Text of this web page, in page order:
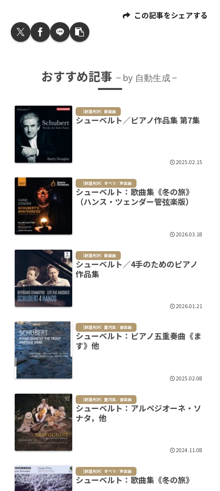
この記事をシェアする
おすすめ記事 by 自動生成
［新譜月評］鍵盤曲
シューベルト／ピアノ作品集 第7集
2025.02.15
［新譜月評］オペラ／声楽曲
シューベルト：歌曲集《冬の旅》
（ハンス・ツェンダー管弦楽版）
2026.03.18
［新譜月評］鍵盤曲
シューベルト／4手のためのピアノ
作品集
2026.01.21
［新譜月評］室内楽／器楽曲
シューベルト：ピアノ五重奏曲《ま
す》他
2025.02.08
［新譜月評］室内楽／器楽曲
シューベルト：アルペジオーネ・ソ
ナタ，他
2024.11.08
［新譜月評］オペラ／声楽曲
シューベルト：歌曲集《冬の旅》